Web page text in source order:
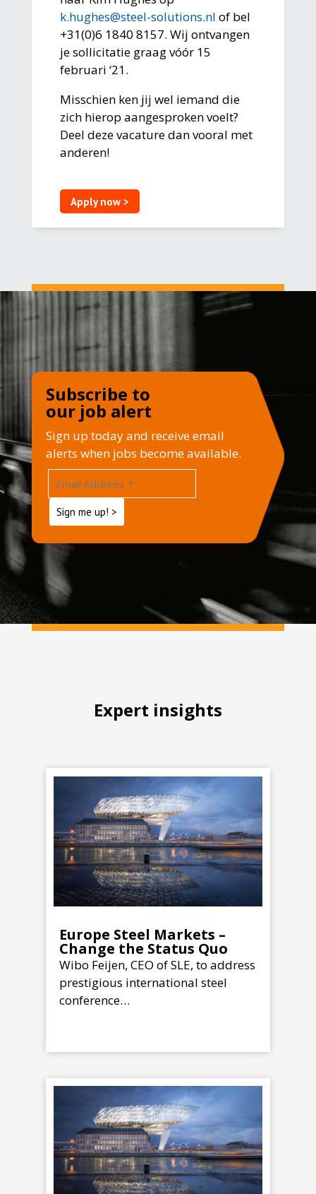
k.hughes@steel-solutions.nl of bel
+31(0)6 1840 8157. Wij ontvangen
je sollicitatie graag vóór 15
februari ‘21.
Misschien ken jij wel iemand die
zich hierop aangesproken voelt?
Deel deze vacature dan vooral met
anderen!
Apply now >
Subscribe to
our job alert
Sign up today and receive email
alerts when jobs become available.
Expert insights
Europe Steel Markets –
Change the Status Quo
Wibo Feijen, CEO of SLE, to address
prestigious international steel
conference…